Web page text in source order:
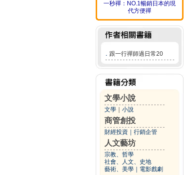
一秒禪：NO.1暢銷日本的現
代方便禪
． 跟一行禪師過日常20
文學小說
文學 小說
商管創投
財經投資 行銷企管
人文藝坊
宗教、哲學
社會、人文、史地
藝術、美學
電影戲劇